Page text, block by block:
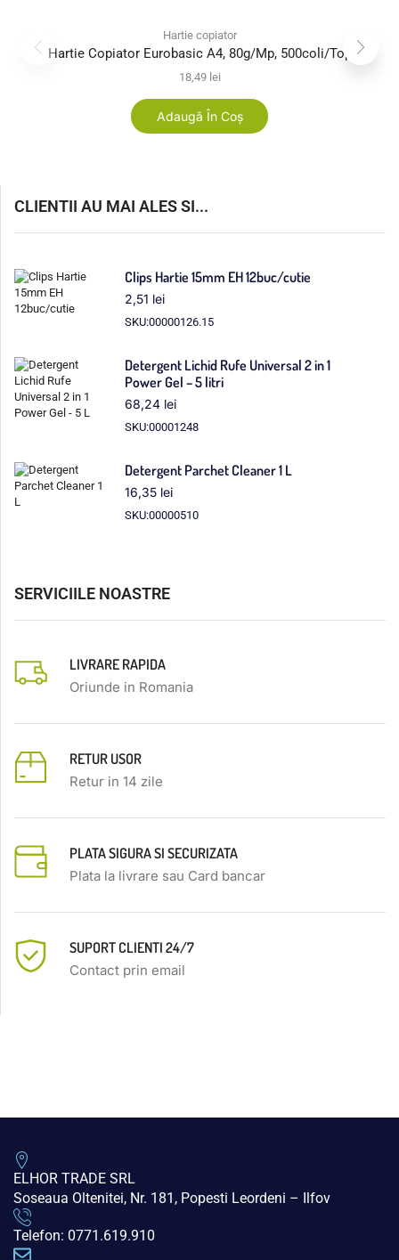
Hartie copiator
Hartie Copiator Eurobasic A4, 80g/mp, 500coli/top
18,49 lei
Adaugă În Coș
CLIENTII AU MAI ALES SI...
Clips Hartie 15mm EH 12buc/cutie
2,51 lei
SKU:00000126.15
Detergent Lichid Rufe Universal 2 in 1
Power Gel – 5 litri
68,24 lei
SKU:00001248
Detergent Parchet Cleaner 1 L
16,35 lei
SKU:00000510
SERVICIILE NOASTRE
LIVRARE RAPIDA
Oriunde in Romania
RETUR USOR
Retur in 14 zile
PLATA SIGURA SI SECURIZATA
Plata la livrare sau Card bancar
SUPORT CLIENTI 24/7
Contact prin email
ELHOR TRADE SRL
Soseaua Oltenitei, Nr. 181, Popesti Leordeni – Ilfov
Telefon: 0771.619.910